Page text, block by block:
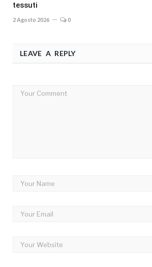
tessuti
2 Agosto 2026 0
LEAVE A REPLY